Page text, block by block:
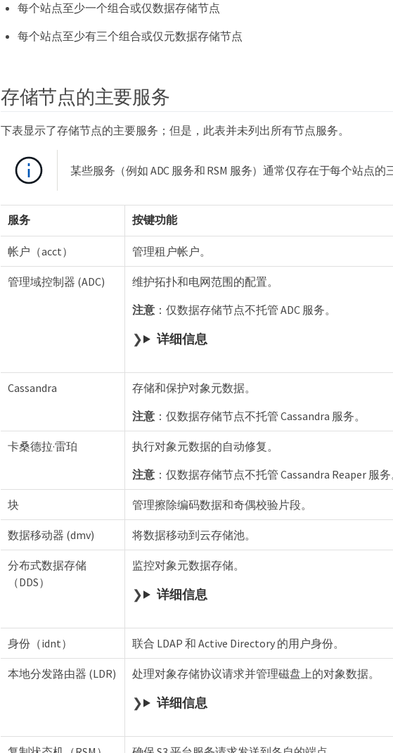
每个站点至少一个组合或仅数据存储节点
每个站点至少有三个组合或仅元数据存储节点
存储节点的主要服务
下表显示了存储节点的主要服务；但是，此表并未列出所有节点服务。
某些服务（例如 ADC 服务和 RSM 服务）通常仅存在于每个站点的
服务 按键功能
帐户（acct） 管理租户帐户。
管理域控制器 (ADC)
维护拓扑和电网范围的配置。
注意：仅数据存储节点不托管 ADC 服务。
详细信息
Cassandra
存储和保护对象元数据。
注意：仅数据存储节点不托管 Cassandra 服务。
卡桑德拉·雷珀
执行对象元数据的自动修复。
注意：仅数据存储节点不托管 Cassandra Reaper 服务
块 管理擦除编码数据和奇偶校验片段。
数据移动器 (dmv) 将数据移动到云存储池。
分布式数据存储
（DDS）
监控对象元数据存储。
详细信息
身份（idnt） 联合 LDAP 和 Active Directory 的用户身份。
本地分发路由器 (LDR) 处理对象存储协议请求并管理磁盘上的对象数据。
详细信息